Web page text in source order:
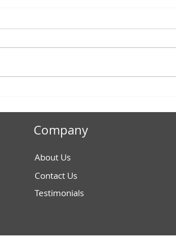
Filing Services in Thailand and via
the PCT System
Company
About Us
Contact Us
Testimonials